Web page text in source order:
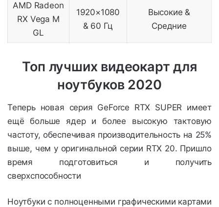
AMD Radeon
RX Vega M
GL
1920×1080
& 60 Гц
Высокие &
Средние
Топ лучших видеокарт для
ноутбуков 2020
Теперь новая серия GeForce RTX SUPER имеет
ещё больше ядер и более высокую тактовую
частоту, обеспечивая производительность на 25%
выше, чем у оригинальной серии RTX 20. Пришло
время подготовиться и получить
сверхспособности
Ноутбуки с полноценными графическими картами